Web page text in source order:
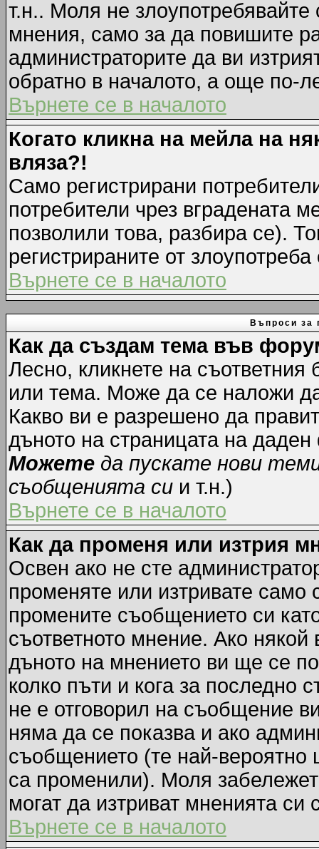
т.н.. Моля не
мнения, само за да повишите
администраторите да ви
обратно в началото, а още по-
Върнете се в началото
Когато кликна на мейла на
вляза?!
Само регистрирани
потребители чрез вградената
позволили това, разбира се).
регистрираните от
Върнете се в началото
Въпроси за
Как да създам тема във
Лесно, кликнете на
или тема. Може да се наложи
Какво ви е разрешено да
дъното на страницата на
Можете да пускате нови
съобщенията си и т.н.)
Върнете се в началото
Как да променя или изтрия
Освен ако не сте
променяте или изтривате
промените съобщението си
съответното мнение. Ако
дъното на мнението ви ще се
колко пъти и кога за последно
не е отговорил на съобщение
няма да се показва и ако
съобщението (те най-
са променили). Моля
могат да изтриват мненията си
Върнете се в началото